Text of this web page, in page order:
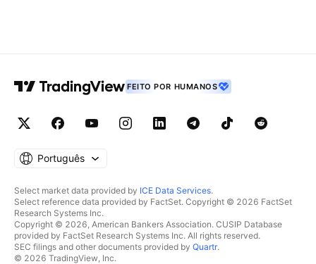
FEITO POR HUMANOS
Português
Select market data provided by ICE Data Services.
Select reference data provided by FactSet. Copyright © 2026 FactSet
Research Systems Inc.
Copyright © 2026, American Bankers Association. CUSIP Database
provided by FactSet Research Systems Inc. All rights reserved.
SEC filings and other documents provided by Quartr.
© 2026 TradingView, Inc.